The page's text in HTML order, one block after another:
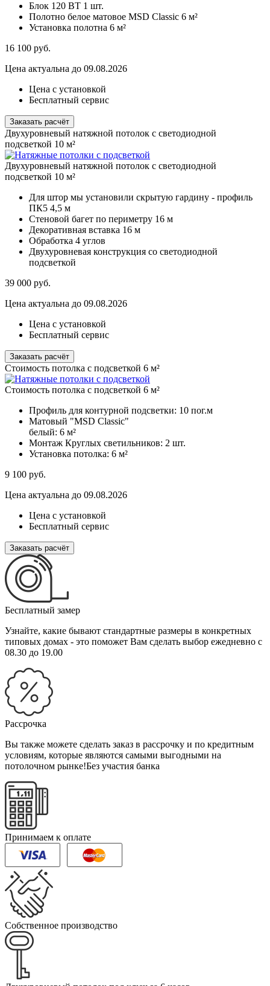
Блок 120 ВТ 1 шт.
Полотно белое матовое MSD Classic 6 м²
Установка полотна 6 м²
16 100 руб.
Цена актуальна до 09.08.2026
Цена с установкой
Бесплатный сервис
Заказать расчёт
Двухуровневый натяжной потолок с светодиодной
подсветкой 10 м²
Двухуровневый натяжной потолок с светодиодной
подсветкой 10 м²
Для штор мы установили скрытую гардину - профиль
ПК5 4,5 м
Стеновой багет по периметру 16 м
Декоративная вставка 16 м
Обработка 4 углов
Двухуровневая конструкция со светодиодной
подсветкой
39 000 руб.
Цена актуальна до 09.08.2026
Цена с установкой
Бесплатный сервис
Заказать расчёт
Стоимость потолка с подсветкой 6 м²
Стоимость потолка с подсветкой 6 м²
Профиль для контурной подсветки: 10 пог.м
Матовый "MSD Classic"
белый: 6 м²
Монтаж Круглых светильников: 2 шт.
Установка потолка: 6 м²
9 100 руб.
Цена актуальна до 09.08.2026
Цена с установкой
Бесплатный сервис
Заказать расчёт
Бесплатный замер
Узнайте, какие бывают стандартные размеры в конкретных
типовых домах - это поможет Вам сделать выбор ежедневно с
08.30 до 19.00
Рассрочка
Вы также можете сделать заказ в рассрочку и по кредитным
условиям, которые являются самыми выгодными на
потолочном рынке!Без участия банка
Принимаем к оплате
Собственное производство